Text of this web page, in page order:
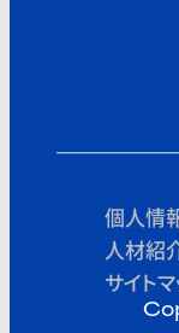
個人情
人材紹
サイト